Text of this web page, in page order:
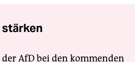
AfD bei den kommenden